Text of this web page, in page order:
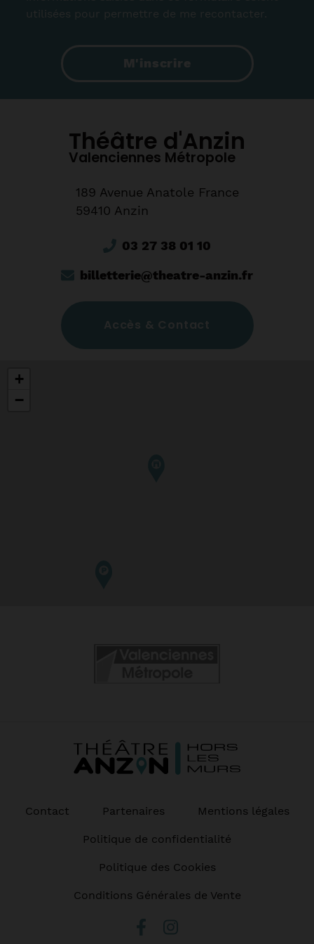
utilisées pour permettre de me recontacter.
M'inscrire
Théâtre d'Anzin
Valenciennes Métropole
189 Avenue Anatole France
59410 Anzin
03 27 38 01 10
billetterie@theatre-anzin.fr
Accès & Contact
+
−
Contact Partenaires Mentions légales
Politique de confidentialité
Politique des Cookies
Conditions Générales de Vente